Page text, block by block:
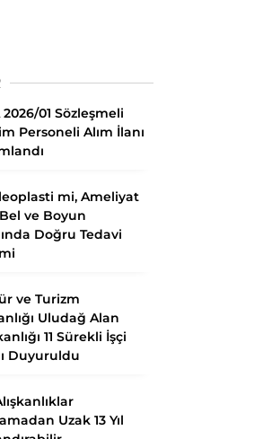
2026/01 Sözleşmeli
Personeli Alım İlanı
mi, Ameliyat
Bel ve Boyun
Doğru Tedavi
ve Turizm
Uludağ Alan
11 Sürekli İşçi
Duyuruldu
Uzak 13 Yıl